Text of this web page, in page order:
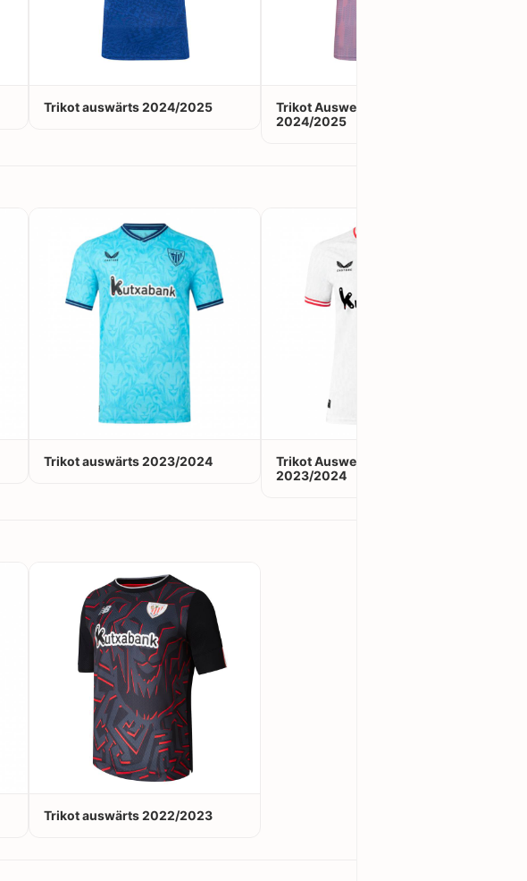
Trikot auswärts 2024/2025
Trikot Ausweichtrikot
2024/2025
Trikot auswärts 2023/2024
Trikot Ausweichtrikot
2023/2024
Trikot auswärts 2022/2023